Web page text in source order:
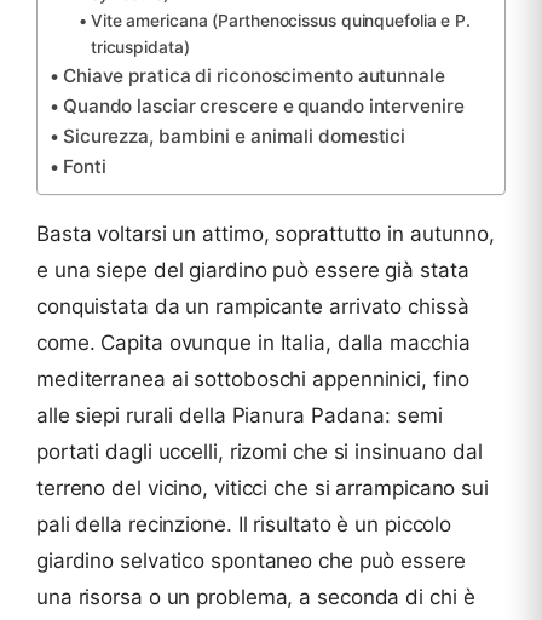
Vite americana (Parthenocissus quinquefolia e P.
tricuspidata)
Chiave pratica di riconoscimento autunnale
Quando lasciar crescere e quando intervenire
Sicurezza, bambini e animali domestici
Fonti
Basta voltarsi un attimo, soprattutto in autunno,
e una siepe del giardino può essere già stata
conquistata da un rampicante arrivato chissà
come. Capita ovunque in Italia, dalla macchia
mediterranea ai sottoboschi appenninici, fino
alle siepi rurali della Pianura Padana: semi
portati dagli uccelli, rizomi che si insinuano dal
terreno del vicino, viticci che si arrampicano sui
pali della recinzione. Il risultato è un piccolo
giardino selvatico spontaneo che può essere
una risorsa o un problema, a seconda di chi è